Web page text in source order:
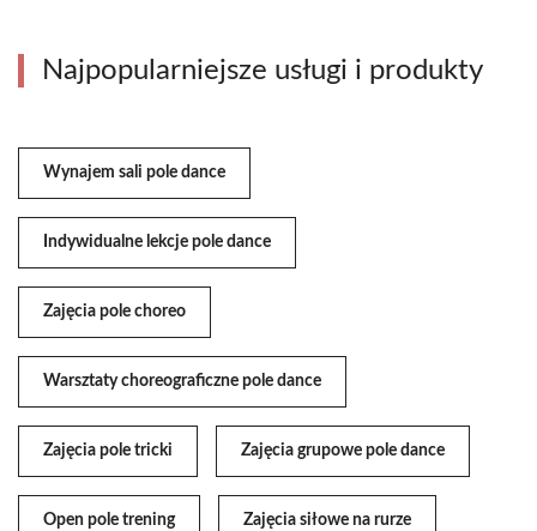
Najpopularniejsze usługi i produkty
Wynajem sali pole dance
Indywidualne lekcje pole dance
Zajęcia pole choreo
Warsztaty choreograficzne pole dance
Zajęcia pole tricki Zajęcia grupowe pole dance
Open pole trening Zajęcia siłowe na rurze